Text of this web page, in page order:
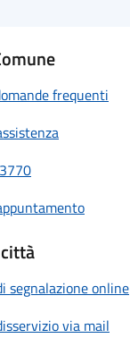
frequenti
segnalazione online
via mail